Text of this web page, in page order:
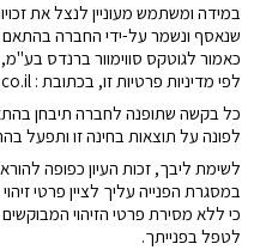
במידה ומשתמש מעוניין לנצל את
שנאסף ונשמר על-ידי החברה בהתאם
כאמור לגוטקס סווימוור ברנדס בע"מ
לפי מדיניות פרטיות זו, בכתובת :
כל בקשה שתופנה לחברה תיבחן
לפונה על תוצאות בחינה זו ותפעל
לשימת ליבך, זכות העיון כפופה
במסגרת הפנייה עליך לציין פרטי
כי ללא מסירת פרטי הזיהוי
לטפל בפנייתך.